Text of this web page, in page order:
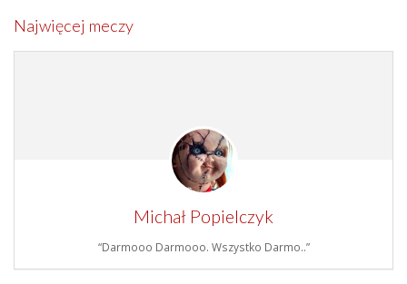
Najwięcej meczy
Michał Popielczyk
“Darmooo Darmooo. Wszystko Darmo..”